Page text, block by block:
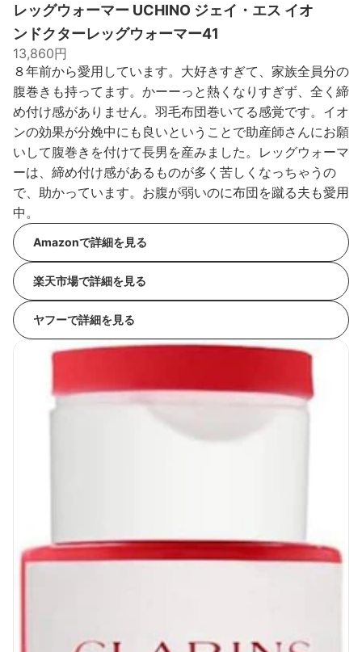
レッグウォーマー UCHINO ジェイ・エス イオ
ンドクターレッグウォーマー41
13,860円
８年前から愛用しています。大好きすぎて、家族全員分の
腹巻きも持ってます。かーーっと熱くなりすぎず、全く締
め付け感がありません。羽毛布団巻いてる感覚です。イオ
ンの効果が分娩中にも良いということで助産師さんにお願
いして腹巻きを付けて長男を産みました。レッグウォーマ
ーは、締め付け感があるものが多く苦しくなっちゃうの
で、助かっています。お腹が弱いのに布団を蹴る夫も愛用
中。
Amazonで詳細を見る
楽天市場で詳細を見る
ヤフーで詳細を見る